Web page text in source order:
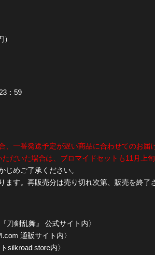
：59
一番発送予定が遅い商品に合わせてのお届
だいた場合は、ブロマイドセットも11月上
めご了承ください。
す。再販売分は売り切れ次第、販売を終了
刀剣乱舞』 公式サイト内〉
通販サイト内〉
silkroad store内〉